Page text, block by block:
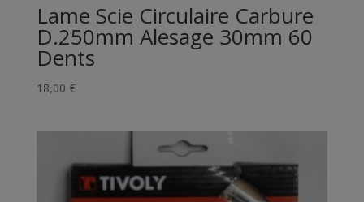
Lame Scie Circulaire Carbure
D.250mm Alesage 30mm 60
Dents
18,00 €